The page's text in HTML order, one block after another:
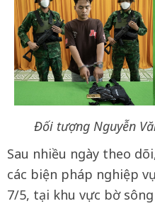
Đối tượng Nguyễn
Sau nhiều ngày theo
các biện pháp nghiệp
7/5, tại khu vực bờ